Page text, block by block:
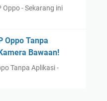
Oppo - Sekarang ini
Oppo Tanpa
Bawaan!
Tanpa Aplikasi -